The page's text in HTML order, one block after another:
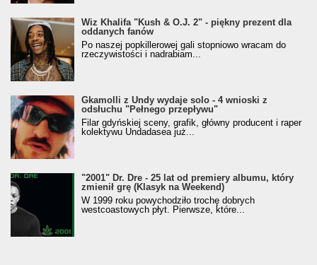
Wiz Khalifa "Kush & O.J. 2" - piękny prezent dla
oddanych fanów
Po naszej popkillerowej gali stopniowo wracam do
rzeczywistości i nadrabiam...
Gkamolli z Undy wydaje solo - 4 wnioski z
odsłuchu "Pełnego przepływu"
Filar gdyńskiej sceny, grafik, główny producent i raper
kolektywu Undadasea już...
"2001" Dr. Dre - 25 lat od premiery albumu, który
zmienił grę (Klasyk na Weekend)
W 1999 roku powychodziło trochę dobrych
westcoastowych płyt. Pierwsze, które...